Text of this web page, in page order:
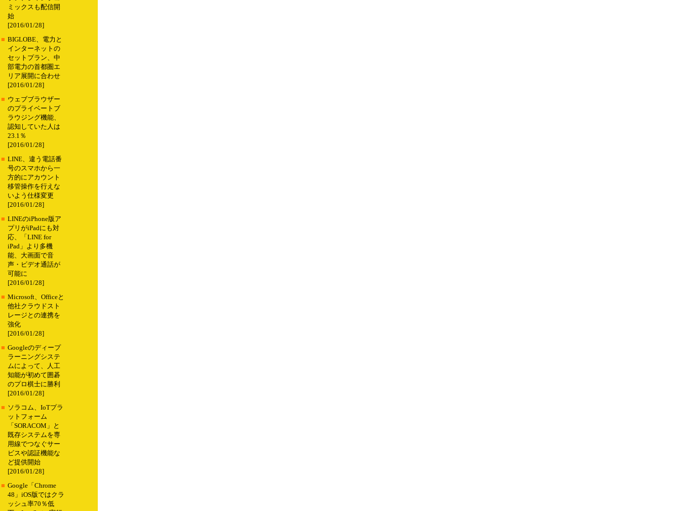
ミックスも配信開
始
[2016/01/28]
■ BIGLOBE、電力と
インターネットの
セットプラン、中
部電力の首都圏エ
リア展開に合わせ
[2016/01/28]
■ ウェブブラウザー
のプライベートブ
ラウジング機能、
認知していた人は
23.1％
[2016/01/28]
■ LINE、違う電話番
号のスマホから一
方的にアカウント
移管操作を行えな
いよう仕様変更
[2016/01/28]
■ LINEのiPhone版ア
プリがiPadにも対
応、「LINE for
iPad」より多機
能、大画面で音
声・ビデオ通話が
可能に
[2016/01/28]
■ Microsoft、Officeと
他社クラウドスト
レージとの連携を
強化
[2016/01/28]
■ Googleのディープ
ラーニングシステ
ムによって、人工
知能が初めて囲碁
のプロ棋士に勝利
[2016/01/28]
■ ソラコム、IoTプラ
ットフォーム
「SORACOM」と
既存システムを専
用線でつなぐサー
ビスや認証機能な
ど提供開始
[2016/01/28]
■ Google「Chrome
48」iOS版ではクラ
ッシュ率70％低